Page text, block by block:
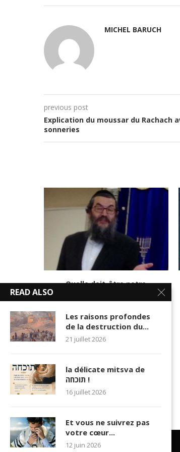
MICHEL BARUCH
previous post
Explication du moussar du Rachach
sonneries
Quelle doit-être notre
participation dans la guérison
READ ALSO
Les raisons profondes
de la destruction du...
21 juillet 2026
la délicate mitsva de
תוכחה !
16 juillet 2026
Et vous ne suivrez pas
votre cœur...
12 juin 2026